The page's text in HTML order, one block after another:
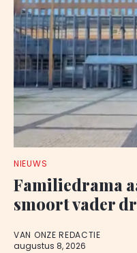
NIEUWS
Familiedrama
smoort vader
VAN ONZE REDACTIE
augustus 8, 2026